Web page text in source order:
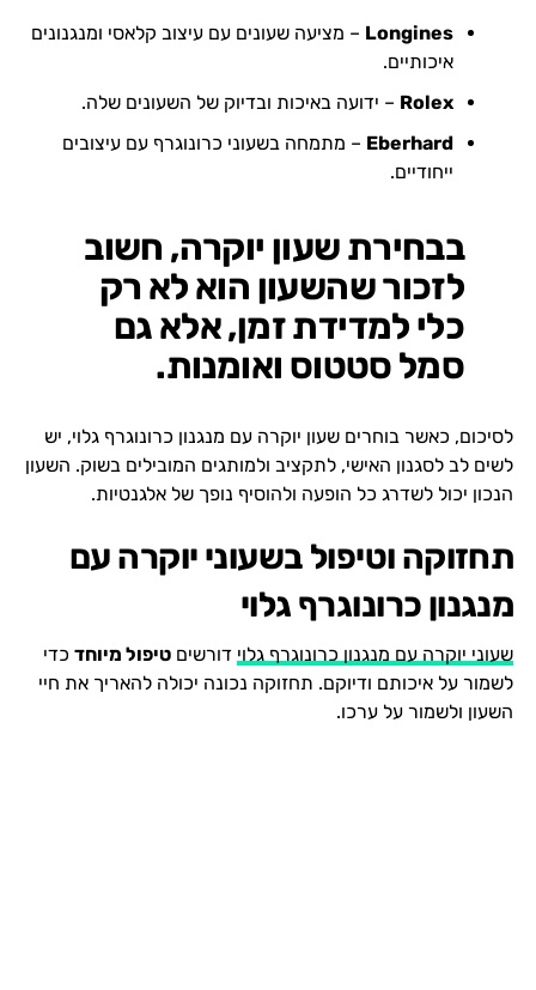
Longines – מציעה שעונים עם עיצוב קלאסי ומנגנונים
איכותיים.
Rolex – ידועה באיכות ובדיוק של השעונים שלה.
Eberhard – מתמחה בשעוני כרונוגרף עם עיצובים
ייחודיים.
בבחירת שעון יוקרה, חשוב
לזכור שהשעון הוא לא רק
כלי למדידת זמן, אלא גם
סמל סטטוס ואומנות.
לסיכום, כאשר בוחרים שעון יוקרה עם מנגנון כרונוגרף גלוי, יש
לשים לב לסגנון האישי, לתקציב ולמותגים המובילים בשוק. השעון
הנכון יכול לשדרג כל הופעה ולהוסיף נופך של אלגנטיות.
תחזוקה וטיפול בשעוני יוקרה עם
מנגנון כרונוגרף גלוי
שעוני יוקרה עם מנגנון כרונוגרף גלוי דורשים טיפול מיוחדכדי
לשמור על איכותם ודיוקם. תחזוקה נכונה יכולה להאריך את חיי
השעון ולשמור על ערכו.